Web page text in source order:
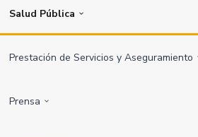
Salud Pública
Prestación de Servicios y Aseguramiento
Prensa